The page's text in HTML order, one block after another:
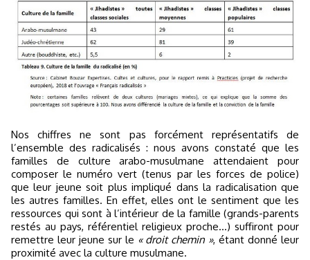
Nos chiffres ne sont pas forcément représentatifs de
l’ensemble des radicalisés : nous avons constaté que les
familles de culture arabo-musulmane attendaient pour
composer le numéro vert (tenus par les forces de police)
que leur jeune soit plus impliqué dans la radicalisation que
les autres familles. En effet, elles ont le sentiment que les
ressources qui sont à l’intérieur de la famille (grands-parents
restés au pays, référentiel religieux proche...) suffiront pour
remettre leur jeune sur le « droit chemin », étant donné leur
proximité avec la culture musulmane.